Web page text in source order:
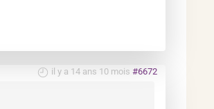
il y a 14 ans 10 mois #6672